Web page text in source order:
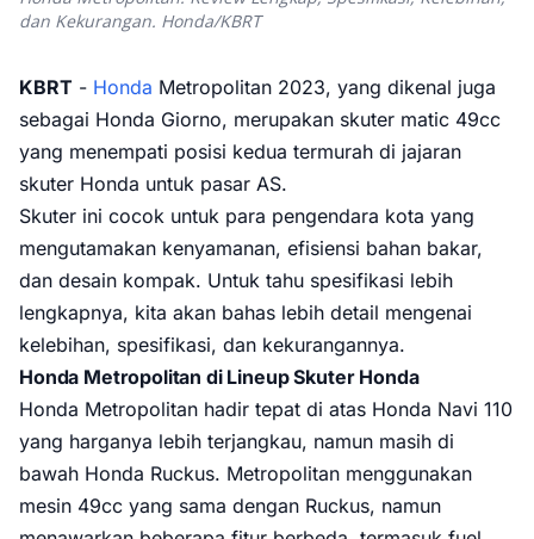
dan Kekurangan. Honda/KBRT
KBRT - Honda Metropolitan 2023, yang dikenal juga
sebagai Honda Giorno, merupakan skuter matic 49cc
yang menempati posisi kedua termurah di jajaran
skuter Honda untuk pasar AS.
Skuter ini cocok untuk para pengendara kota yang
mengutamakan kenyamanan, efisiensi bahan bakar,
dan desain kompak. Untuk tahu spesifikasi lebih
lengkapnya, kita akan bahas lebih detail mengenai
kelebihan, spesifikasi, dan kekurangannya.
Honda Metropolitan di Lineup Skuter Honda
Honda Metropolitan hadir tepat di atas Honda Navi 110
yang harganya lebih terjangkau, namun masih di
bawah Honda Ruckus. Metropolitan menggunakan
mesin 49cc yang sama dengan Ruckus, namun